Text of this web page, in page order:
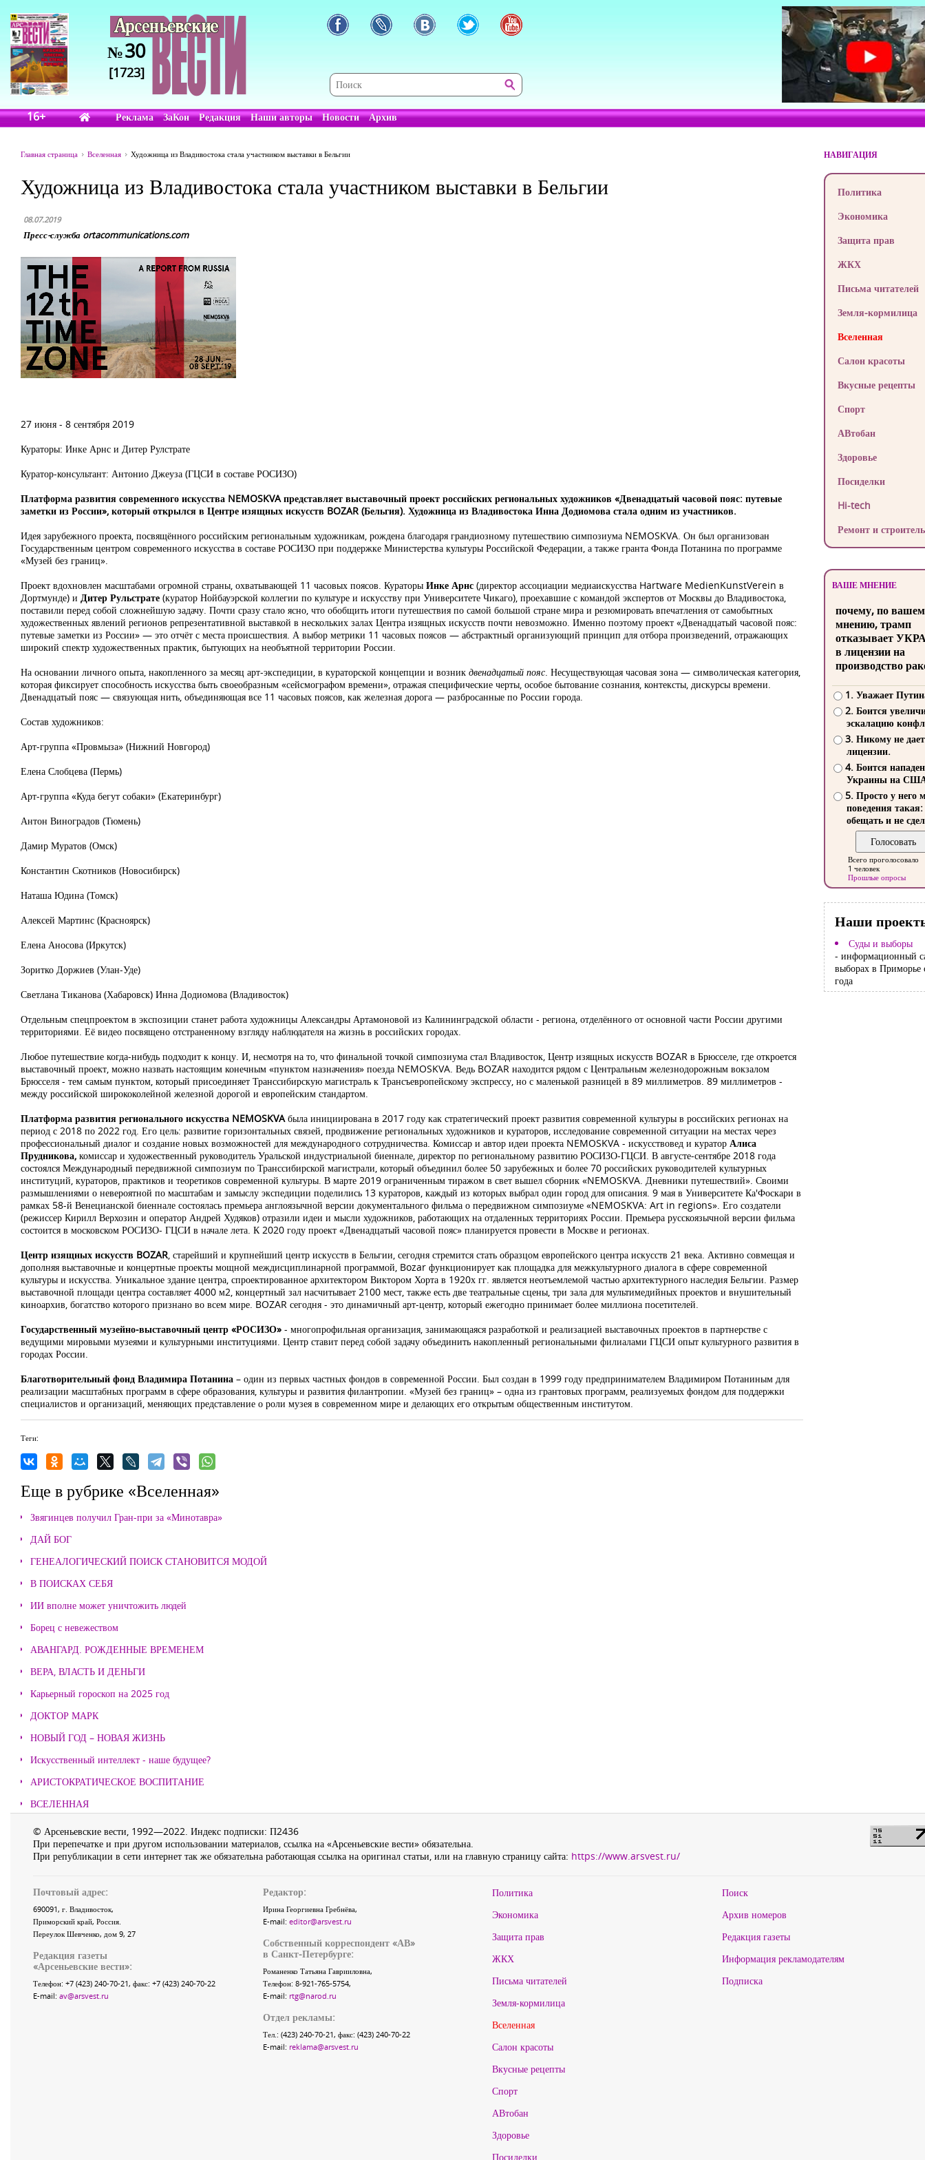
№30
[1723]
16+ Реклама ЗаКон Редакция Наши авторы Новости Архив
Главная страница Вселенная Художница из Владивостока стала участником выставки в Бельгии
Художница из Владивостока стала участником выставки в Бельгии
08.07.2019
Пресс-служба ortacommunications.com
27 июня - 8 сентября 2019
Кураторы: Инке Арнс и Дитер Рулстрате
Куратор-консультант: Антонио Джеуза (ГЦСИ в составе РОСИЗО)
Платформа развития современного искусства NEMOSKVA представляет выставочный проект российских региональных художников «Двенадцатый часовой пояс: путевые
заметки из России», который открылся в Центре изящных искусств BOZAR (Бельгия). Художница из Владивостока Инна Додиомова стала одним из участников.
Идея зарубежного проекта, посвящённого российским региональным художникам, рождена благодаря грандиозному путешествию симпозиума NEMOSKVA. Он был организован
Государственным центром современного искусства в составе РОСИЗО при поддержке Министерства культуры Российской Федерации, а также гранта Фонда Потанина по программе
«Музей без границ».
Проект вдохновлен масштабами огромной страны, охватывающей 11 часовых поясов. Кураторы Инке Арнс (директор ассоциации медиаискусства Hartware MedienKunstVerein в
Дортмунде) и Дитер Рульстрате (куратор Нойбауэрской коллегии по культуре и искусству при Университете Чикаго), проехавшие с командой экспертов от Москвы до Владивостока,
поставили перед собой сложнейшую задачу. Почти сразу стало ясно, что обобщить итоги путешествия по самой большой стране мира и резюмировать впечатления от самобытных
художественных явлений регионов репрезентативной выставкой в нескольких залах Центра изящных искусств почти невозможно. Именно поэтому проект «Двенадцатый часовой пояс:
путевые заметки из России» — это отчёт с места происшествия. А выбор метрики 11 часовых поясов — абстрактный организующий принцип для отбора произведений, отражающих
широкий спектр художественных практик, бытующих на необъятной территории России.
На основании личного опыта, накопленного за месяц арт-экспедиции, в кураторской концепции и возник двенадцатый пояс. Несуществующая часовая зона — символическая категория,
которая фиксирует способность искусства быть своеобразным «сейсмографом времени», отражая специфические черты, особое бытование сознания, контексты, дискурсы времени.
Двенадцатый пояс — связующая нить, объединяющая все 11 часовых поясов, как железная дорога — разбросанные по России города.
Состав художников:
Арт-группа «Провмыза» (Нижний Новгород)
Елена Слобцева (Пермь)
Арт-группа «Куда бегут собаки» (Екатеринбург)
Антон Виноградов (Тюмень)
Дамир Муратов (Омск)
Константин Скотников (Новосибирск)
Наташа Юдина (Томск)
Алексей Мартинс (Красноярск)
Елена Аносова (Иркутск)
Зоритко Доржиев (Улан-Уде)
Светлана Тиканова (Хабаровск) Инна Додиомова (Владивосток)
Отдельным спецпроектом в экспозиции станет работа художницы Александры Артамоновой из Калининградской области - региона, отделённого от основной части России другими
территориями. Её видео посвящено отстраненному взгляду наблюдателя на жизнь в российских городах.
Любое путешествие когда-нибудь подходит к концу. И, несмотря на то, что финальной точкой симпозиума стал Владивосток, Центр изящных искусств BOZAR в Брюсселе, где откроется
выставочный проект, можно назвать настоящим конечным «пунктом назначения» поезда NEMOSKVA. Ведь BOZAR находится рядом с Центральным железнодорожным вокзалом
Брюсселя - тем самым пунктом, который присоединяет Транссибирскую магистраль к Трансъевропейскому экспрессу, но с маленькой разницей в 89 миллиметров. 89 миллиметров -
между российской ширококолейной железной дорогой и европейским стандартом.
Платформа развития регионального искусства NEMOSKVA была инициирована в 2017 году как стратегический проект развития современной культуры в российских регионах на
период с 2018 по 2022 год. Его цель: развитие горизонтальных связей, продвижение региональных художников и кураторов, исследование современной ситуации на местах через
профессиональный диалог и создание новых возможностей для международного сотрудничества. Комиссар и автор идеи проекта NEMOSKVA - искусствовед и куратор Алиса
Прудникова, комиссар и художественный руководитель Уральской индустриальной биеннале, директор по региональному развитию РОСИЗО-ГЦСИ. В августе-сентябре 2018 года
состоялся Международный передвижной симпозиум по Транссибирской магистрали, который объединил более 50 зарубежных и более 70 российских руководителей культурных
институций, кураторов, практиков и теоретиков современной культуры. В марте 2019 ограниченным тиражом в свет вышел сборник «NEMOSKVA. Дневники путешествий». Своими
размышлениями о невероятной по масштабам и замыслу экспедиции поделились 13 кураторов, каждый из которых выбрал один город для описания. 9 мая в Университете Ка'Фоскари в
рамках 58-й Венецианской биеннале состоялась премьера англоязычной версии документального фильма о передвижном симпозиуме «NEMOSKVA: Art in regions». Его создатели
(режиссер Кирилл Верхозин и оператор Андрей Худяков) отразили идеи и мысли художников, работающих на отдаленных территориях России. Премьера русскоязычной версии фильма
состоится в московском РОСИЗО- ГЦСИ в начале лета. К 2020 году проект «Двенадцатый часовой пояс» планируется провести в Москве и регионах.
Центр изящных искусств BOZAR, старейший и крупнейший центр искусств в Бельгии, сегодня стремится стать образцом европейского центра искусств 21 века. Активно совмещая и
дополняя выставочные и концертные проекты мощной междисциплинарной программой, Bozar функционирует как площадка для межкультурного диалога в сфере современной
культуры и искусства. Уникальное здание центра, спроектированное архитектором Виктором Хорта в 1920х гг. является неотъемлемой частью архитектурного наследия Бельгии. Размер
выставочной площади центра составляет 4000 м2, концертный зал насчитывает 2100 мест, также есть две театральные сцены, три зала для мультимедийных проектов и внушительный
киноархив, богатство которого признано во всем мире. BOZAR сегодня - это динамичный арт-центр, который ежегодно принимает более миллиона посетителей.
Государственный музейно-выставочный центр «РОСИЗО» - многопрофильная организация, занимающаяся разработкой и реализацией выставочных проектов в партнерстве с
ведущими мировыми музеями и культурными институциями. Центр ставит перед собой задачу объединить накопленный региональными филиалами ГЦСИ опыт культурного развития в
городах России.
Благотворительный фонд Владимира Потанина – один из первых частных фондов в современной России. Был создан в 1999 году предпринимателем Владимиром Потаниным для
реализации масштабных программ в сфере образования, культуры и развития филантропии. «Музей без границ» – одна из грантовых программ, реализуемых фондом для поддержки
специалистов и организаций, меняющих представление о роли музея в современном мире и делающих его открытым общественным институтом.
Теги:
Еще в рубрике «Вселенная»
Звягинцев получил Гран-при за «Минотавра»
ДАЙ БОГ
ГЕНЕАЛОГИЧЕСКИЙ ПОИСК СТАНОВИТСЯ МОДОЙ
В ПОИСКАХ СЕБЯ
ИИ вполне может уничтожить людей
Борец с невежеством
АВАНГАРД. РОЖДЕННЫЕ ВРЕМЕНЕМ
ВЕРА, ВЛАСТЬ И ДЕНЬГИ
Карьерный гороскоп на 2025 год
ДОКТОР МАРК
НОВЫЙ ГОД – НОВАЯ ЖИЗНЬ
Искусственный интеллект - наше будущее?
АРИСТОКРАТИЧЕСКОЕ ВОСПИТАНИЕ
ВСЕЛЕННАЯ
НАВИГАЦИЯ
Политика
Экономика
Защита прав
ЖКХ
Письма читателей
Земля-кормилица
Вселенная
Салон красоты
Вкусные рецепты
Спорт
АВтобан
Здоровье
Посиделки
Hi-tech
Ремонт и
ВАШЕ МНЕНИЕ
почему, по
мнению, трамп
отказывает
в лицензии на
производство
1. Уважает
2. Боится
эскалацию
3. Никому не
лицензии.
4. Боится
Украины на
5. Просто у него
поведения такая:
обещать и не
Всего проголосовало
1 человек
Прошлые опросы
Наши
Суды и выборы
- информационный
выборах в Приморье
года
© Арсеньевские вести, 1992—2022. Индекс подписки: П2436
При перепечатке и при другом использовании материалов, ссылка на «Арсеньевские вести» обязательна.
При републикации в сети интернет так же обязательна работающая ссылка на оригинал статьи, или на главную страницу сайта: https://www.arsvest.ru/
Почтовый адрес:
690091, г. Владивосток,
Приморский край, Россия.
Переулок Шевченко, дом 9, 27
Редакция газеты
«Арсеньевские вести»:
Телефон: +7 (423) 240-70-21, факс: +7 (423) 240-70-22
E-mail: av@arsvest.ru
Редактор:
Ирина Георгиевна Гребнёва,
E-mail: editor@arsvest.ru
Собственный корреспондент «АВ»
в Санкт-Петербурге:
Романенко Татьяна Гаврииловна,
Телефон: 8-921-765-5754,
E-mail: rtg@narod.ru
Отдел рекламы:
Тел.: (423) 240-70-21, факс: (423) 240-70-22
E-mail: reklama@arsvest.ru
Политика
Экономика
Защита прав
ЖКХ
Письма читателей
Земля-кормилица
Вселенная
Салон красоты
Вкусные рецепты
Спорт
АВтобан
Здоровье
Посиделки
Поиск
Архив номеров
Редакция газеты
Информация рекламодателям
Подписка